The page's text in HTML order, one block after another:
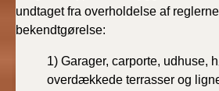
undtaget fra overholdelse af
bekendtgørelse:
1) Garager, carporte, udhuse,
overdækkede terrasser og